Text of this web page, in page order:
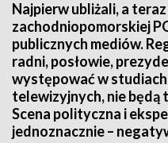
Najpierw ubliżali, a
zachodniopomorskiej
publicznych mediów.
radni, posłowie,
występować w
telewizyjnych, nie będą
Scena polityczna i
jednoznacznie –